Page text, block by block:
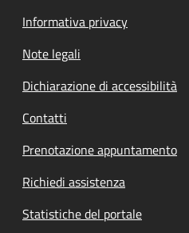
Informativa privacy
Note legali
Dichiarazione di accessibilità
Contatti
Prenotazione appuntamento
Richiedi assistenza
Statistiche del portale